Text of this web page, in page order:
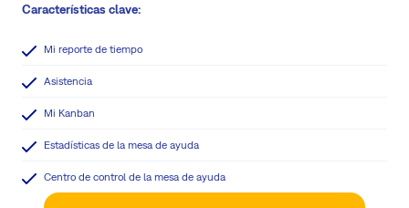
Características clave:
Mi reporte de tiempo
Asistencia
Mi Kanban
Estadísticas de la mesa de ayuda
Centro de control de la mesa de ayuda